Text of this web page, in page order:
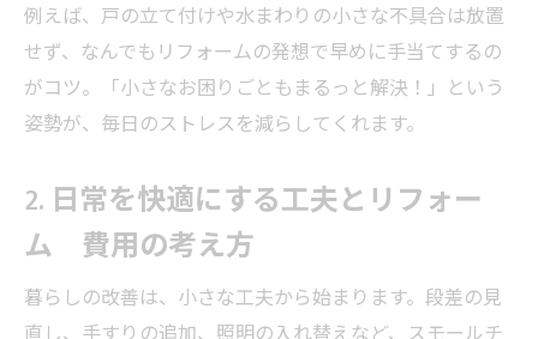
例えば、戸の立て付けや水まわりの小さな不具合は放置
せず、なんでもリフォームの発想で早めに手当てするの
がコツ。「小さなお困りごともまるっと解決！」という
姿勢が、毎日のストレスを減らしてくれます。
2. 日常を快適にする工夫とリフォー
ム 費用の考え方
暮らしの改善は、小さな工夫から始まります。段差の見